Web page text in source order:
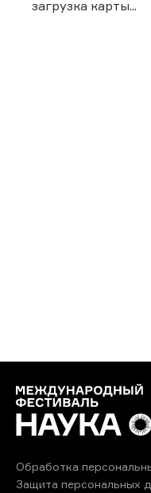
загрузка карты...
Обработка
Защита персональных